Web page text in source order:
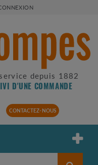
depuis 1882
D'UNE COMMANDE
CONTACTEZ-NOUS